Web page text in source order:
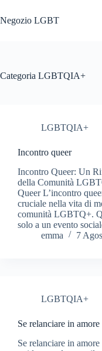
al
contenuto
Negozio LGBT
Categoria LGBTQIA+
LGBTQIA+
Incontro queer
Incontro Queer: Un
della Comunità
Queer L’incontro
cruciale nella vita di
comunità LGBTQ+.
solo a un evento
emma
7
LGBTQIA+
Se relanciare in
Se relanciare in